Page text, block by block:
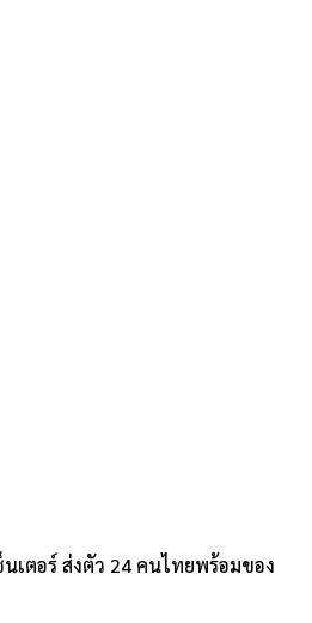
เตอร์ ส่งตัว 24 คนไทยพร้อมของ